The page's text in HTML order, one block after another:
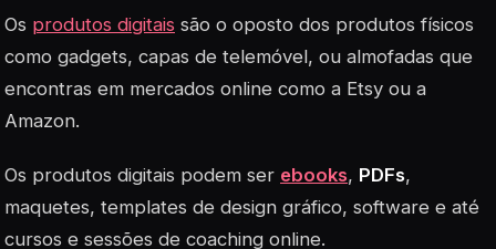
Os produtos digitais são o oposto dos produtos físicos
como gadgets, capas de telemóvel, ou almofadas que
encontras em mercados online como a Etsy ou a
Amazon.
Os produtos digitais podem ser ebooks, PDFs,
maquetes, templates de design gráfico, software e até
cursos e sessões de coaching online.